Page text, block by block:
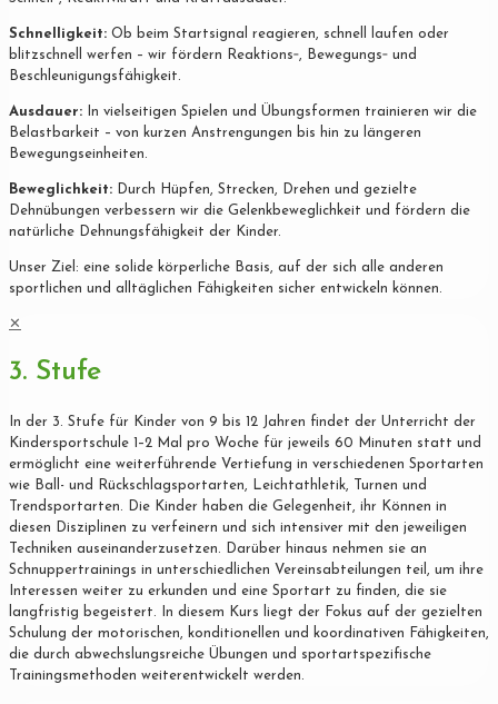
Schnelligkeit: Ob beim Startsignal reagieren, schnell laufen oder
blitzschnell werfen – wir fördern Reaktions‐, Bewegungs‐ und
Beschleunigungsfähigkeit.
Ausdauer: In vielseitigen Spielen und Übungsformen trainieren wir die
Belastbarkeit – von kurzen Anstrengungen bis hin zu längeren
Bewegungseinheiten.
Beweglichkeit: Durch Hüpfen, Strecken, Drehen und gezielte
Dehnübungen verbessern wir die Gelenkbeweglichkeit und fördern die
natürliche Dehnungsfähigkeit der Kinder.
Unser Ziel: eine solide körperliche Basis, auf der sich alle anderen
sportlichen und alltäglichen Fähigkeiten sicher entwickeln können.
✕
3. Stufe
In der 3. Stufe für Kinder von 9 bis 12 Jahren findet der Unterricht der
Kindersportschule 1–2 Mal pro Woche für jeweils 60 Minuten statt und
ermöglicht eine weiterführende Vertiefung in verschiedenen Sportarten
wie Ball- und Rückschlagsportarten, Leichtathletik, Turnen und
Trendsportarten. Die Kinder haben die Gelegenheit, ihr Können in
diesen Disziplinen zu verfeinern und sich intensiver mit den jeweiligen
Techniken auseinanderzusetzen. Darüber hinaus nehmen sie an
Schnuppertrainings in unterschiedlichen Vereinsabteilungen teil, um ihre
Interessen weiter zu erkunden und eine Sportart zu finden, die sie
langfristig begeistert. In diesem Kurs liegt der Fokus auf der gezielten
Schulung der motorischen, konditionellen und koordinativen Fähigkeiten,
die durch abwechslungsreiche Übungen und sportartspezifische
Trainingsmethoden weiterentwickelt werden.